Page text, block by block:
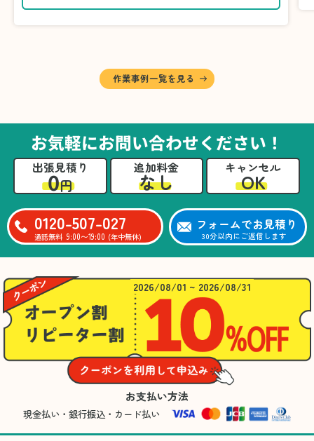
に仕分けしました。
A様から「手際よく進めてくれて助かりまし
るのは難しかったと思います」との温かいお言
葉をいただきました。遺品整理という心の負担
が大きい作業において、少しでもA様の力にな
れたことをスタッフ一同嬉しく思います。
作業事例一覧を見る
お気軽にお問い合わせください！
出張見積り
0円
追加料金
なし
キャンセル
OK
0120-507-027
通話無料 9:00〜19:00 (年中無休)
フォームでお見積り
30分以内にご返信します
2026/08/01 ~ 2026/08/31
お支払い方法
現金払い・銀行振込・カード払い